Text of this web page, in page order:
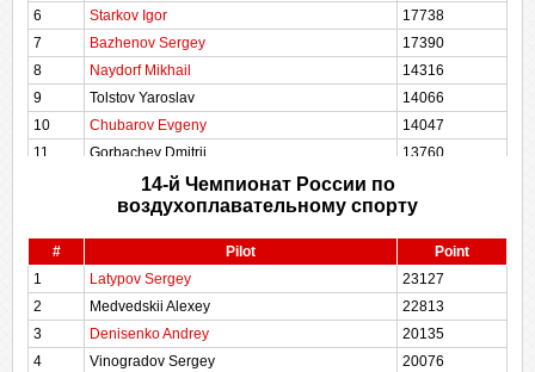
6
Starkov Igor
17738
7
Bazhenov Sergey
17390
8
Naydorf Mikhail
14316
9
Tolstov Yaroslav
14066
10
Chubarov Evgeny
14047
11
Gorbachev Dmitrij
13760
Gorobets Victor
Turitsyn Aleksandr
6745
14
Sletova Victoria 5493
14-й Чемпионат России по
воздухоплавательному спорту
# Pilot
Point
1
Latypov Sergey
23127
2
Medvedskii Alexey
22813
3
Denisenko Andrey
20135
4
Vinogradov Sergey
20076